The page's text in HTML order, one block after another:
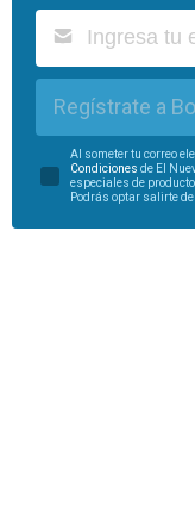
Regístrate a
Al someter tu correo
Condiciones de El
especiales de
Podrás optar salirte